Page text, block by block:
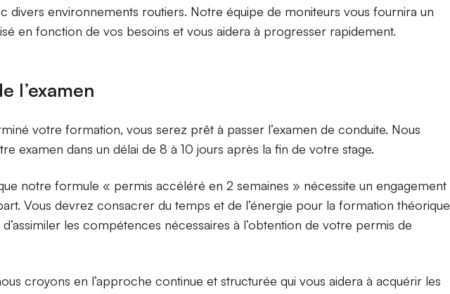
divers environnements routiers. Notre équipe de moniteurs vous fournira un
en fonction de vos besoins et vous aidera à progresser rapidement.
l’examen
votre formation, vous serez prêt à passer l’examen de conduite. Nous
examen dans un délai de 8 à 10 jours après la fin de votre stage.
notre formule « permis accéléré en 2 semaines » nécessite un engagement
Vous devrez consacrer du temps et de l’énergie pour la formation théorique
les compétences nécessaires à l’obtention de votre permis de
croyons en l’approche continue et structurée qui vous aidera à acquérir les